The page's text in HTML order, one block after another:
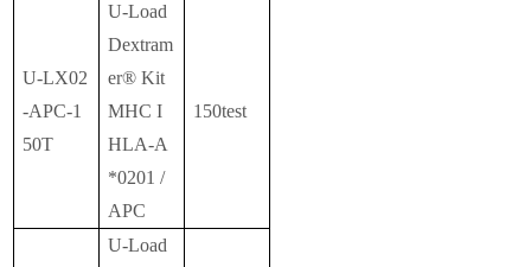
U-LX02
-APC-1
50T
U-Load
Dextram
er® Kit
MHC I
HLA-A
*0201 /
APC
150test
U-Load